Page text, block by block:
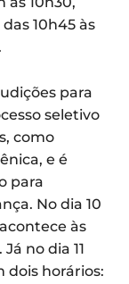
10h45 às
para
seletivo
como
e é
para
No dia 10
às
no dia 11
dois horários: